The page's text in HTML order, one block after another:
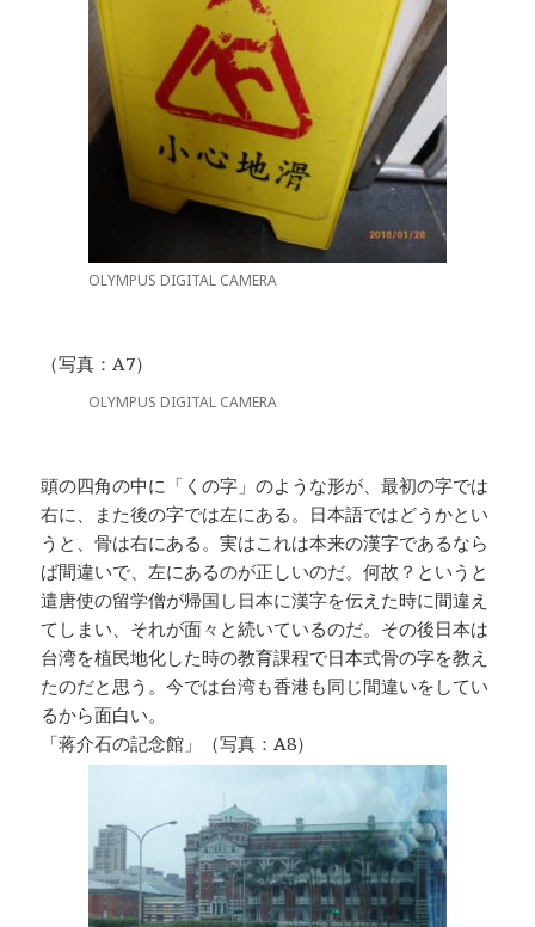
OLYMPUS DIGITAL CAMERA
（写真：A7）
OLYMPUS DIGITAL CAMERA
頭の四角の中に「くの字」のような形が、最初の字では
右に、また後の字では左にある。日本語ではどうかとい
うと、骨は右にある。実はこれは本来の漢字であるなら
ば間違いで、左にあるのが正しいのだ。何故？というと
遣唐使の留学僧が帰国し日本に漢字を伝えた時に間違え
てしまい、それが面々と続いているのだ。その後日本は
台湾を植民地化した時の教育課程で日本式骨の字を教え
たのだと思う。今では台湾も香港も同じ間違いをしてい
るから面白い。
「蒋介石の記念館」（写真：A8）